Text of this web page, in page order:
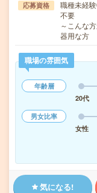
応募資格
職種未経
不要
～こんな
器用な方
職場の雰囲気
年齢層
20代
男女比率
女性
気になる!